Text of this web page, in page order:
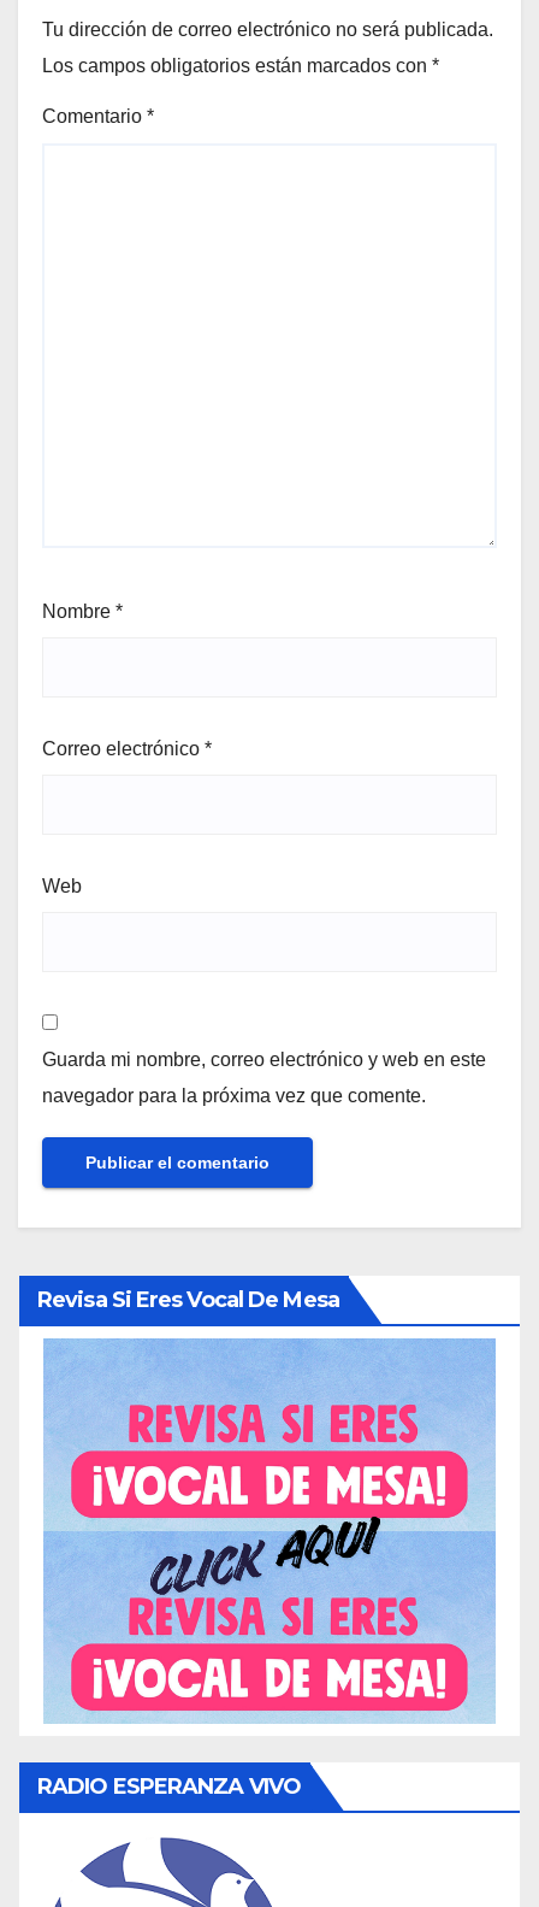
Tu dirección de correo electrónico no será publicada.
Los campos obligatorios están marcados con *
Comentario *
Nombre *
Correo electrónico *
Web
Guarda mi nombre, correo electrónico y web en este
navegador para la próxima vez que comente.
Revisa Si Eres Vocal De Mesa
RADIO ESPERANZA VIVO